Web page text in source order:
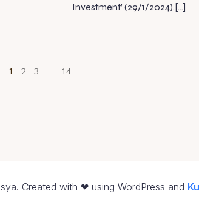
Investment’ (29/1/2024).[…]
1 2 3 … 14
Created with ❤ using WordPress and